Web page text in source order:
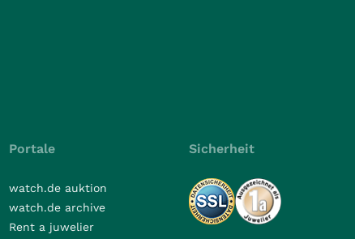
Portale
watch.de auktion
watch.de archive
Rent a juwelier
Sicherheit